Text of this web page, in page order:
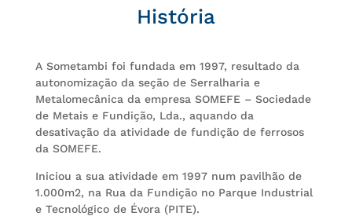
História
A Sometambi foi fundada em 1997, resultado da
autonomização da seção de Serralharia e
Metalomecânica da empresa SOMEFE – Sociedade
de Metais e Fundição, Lda., aquando da
desativação da atividade de fundição de ferrosos
da SOMEFE.
Iniciou a sua atividade em 1997 num pavilhão de
1.000m2, na Rua da Fundição no Parque Industrial
e Tecnológico de Évora (PITE).